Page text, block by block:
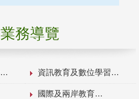
業務導覽
資訊教育及數位學習
國際及兩岸教育